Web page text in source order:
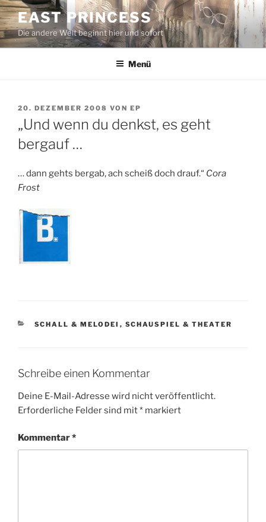
Zum
Inhalt
springen
EAST PRINCESS
Die andere Welt beginnt hier und sofort
Menü
VERÖFFENTLICHT
AM
20. DEZEMBER 2008 VON EP
„Und wenn du denkst, es geht
bergauf …
… dann gehts bergab, ach scheiß doch drauf.“ Cora
Frost
KATEGORIEN
SCHALL & MELODEI , SCHAUSPIEL & THEATER
Schreibe einen Kommentar
Deine E-Mail-Adresse wird nicht veröffentlicht.
Erforderliche Felder sind mit* markiert
Kommentar*